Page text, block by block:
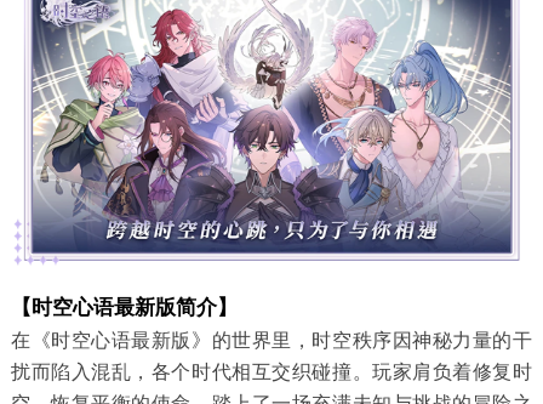
【时空心语最新版简介】
在《时空心语最新版》的世界里，时空秩序因神秘力量的干
扰而陷入混乱，各个时代相互交织碰撞。玩家肩负着修复时